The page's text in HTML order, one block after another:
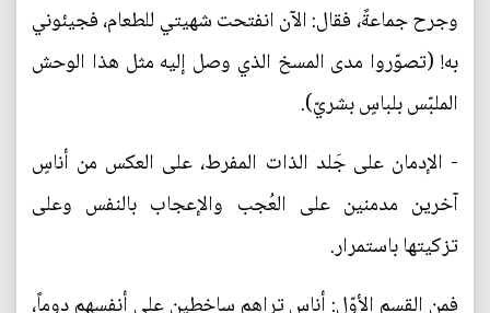
وجرح جماعةً، فقال: الآن انفتحت شهيتي للطعام، فجيئوني
به! (تصوّروا مدى المسخ الذي وصل إليه مثل هذا الوحش
الملبّس بلباسٍ بشريّ).
- الإدمان على جَلد الذات المفرط، على العكس من أناسٍ
آخرين مدمنين على العُجب والإعجاب بالنفس وعلى
تزكيتها باستمرار.